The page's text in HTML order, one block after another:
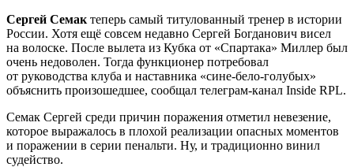
Сергей Семак теперь самый титулованный тренер в истории
России. Хотя ещё совсем недавно Сергей Богданович висел
на волоске. После вылета из Кубка от «Спартака» Миллер был
очень недоволен. Тогда функционер потребовал
от руководства клуба и наставника «сине-бело-голубых»
объяснить произошедшее, сообщал телеграм-канал Inside RPL.
Семак Сергей среди причин поражения отметил невезение,
которое выражалось в плохой реализации опасных моментов
и поражении в серии пенальти. Ну, и традиционно винил
судейство.